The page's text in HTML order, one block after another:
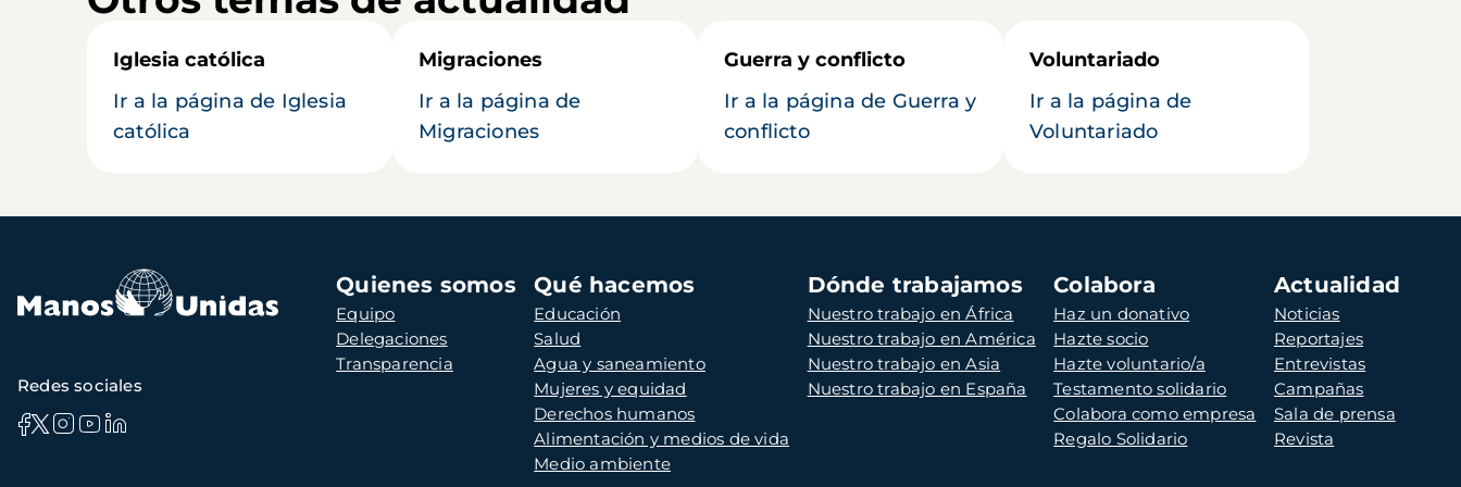
Iglesia católica
Ir a la página de Iglesia
católica
Migraciones
Ir a la página de
Migraciones
Guerra y conflicto
Ir a la página de Guerra y
conflicto
Voluntariado
Ir a la página de
Voluntariado
Navegación
principal
Quienes somos
Equipo
Delegaciones
Transparencia
Qué hacemos
Educación
Salud
Agua y saneamiento
Mujeres y equidad
Derechos humanos
Alimentación y medios de vida
Medio ambiente
Dónde trabajamos
Nuestro trabajo en África
Nuestro trabajo en América
Nuestro trabajo en Asia
Nuestro trabajo en España
Colabora
Haz un donativo
Hazte socio
Hazte voluntario/a
Testamento solidario
Colabora como empresa
Regalo Solidario
Actualidad
Noticias
Reportajes
Entrevistas
Campañas
Sala de prensa
Revista
Redes sociales